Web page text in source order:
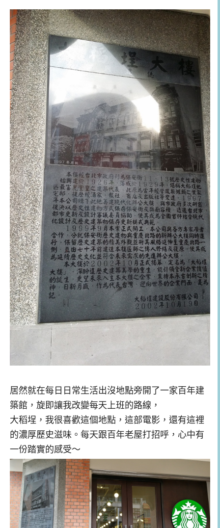
居然就在每日日常生活出沒地點旁開了一家百年建
築館，旋即讓我改變每天上班的路線，
大稻埕，我很喜歡這個地點，這部電影，還有這裡
的濃厚歷史滋味。每天跟百年老屋打招呼，心中有
一份踏實的感受～